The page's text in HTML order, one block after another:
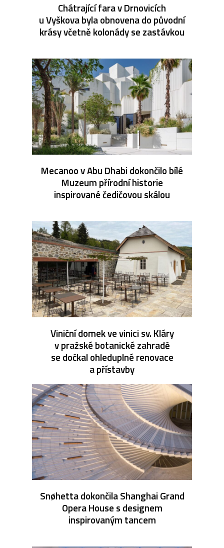
Chátrající fara v Drnovicích
u Vyškova byla obnovena do původní
krásy včetně kolonády se zastávkou
Mecanoo v Abu Dhabi dokončilo bílé
Muzeum přírodní historie
inspirované čedičovou skálou
Viniční domek ve vinici sv. Kláry
v pražské botanické zahradě
se dočkal ohleduplné renovace
a přístavby
Snøhetta dokončila Shanghai Grand
Opera House s designem
inspirovaným tancem